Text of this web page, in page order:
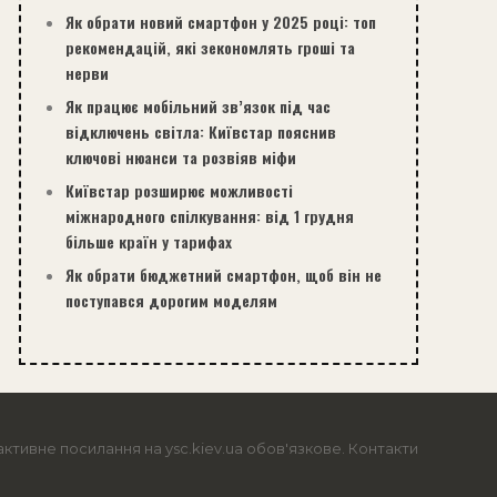
Як обрати новий смартфон у 2025 році: топ
рекомендацій, які зекономлять гроші та
нерви
Як працює мобільний зв’язок під час
відключень світла: Київстар пояснив
ключові нюанси та розвіяв міфи
Київстар розширює можливості
міжнародного спілкування: від 1 грудня
більше країн у тарифах
Як обрати бюджетний смартфон, щоб він не
поступався дорогим моделям
посилання на ysc.kiev.ua обов'язкове. Контакти